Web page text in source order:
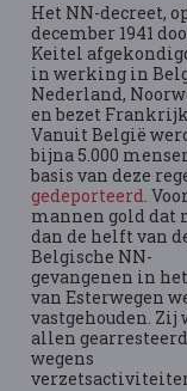
Het NN-decreet,
december 1941
Keitel
in werking in
Nederland,
en bezet
Vanuit België
bijna 5.000
basis van deze
gedeporteerd.
mannen gold dat
dan de helft van
Belgische NN-
gevangenen in
van Esterwegen
vastgehouden. Zij
allen gearresteerd
wegens